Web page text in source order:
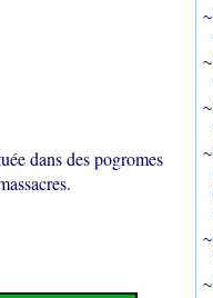
dans des pogromes
~
~
~
~
~
~